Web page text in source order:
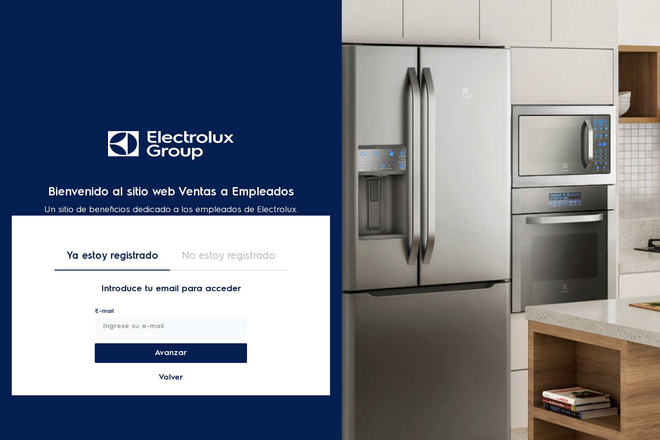
Bienvenido al sitio web Ventas a Empleados
Un sitio de beneficios dedicado a los empleados de Electrolux.
Ya estoy registrado No estoy registrado
Introduce tu email para acceder
E-mail
Avanzar
Volver